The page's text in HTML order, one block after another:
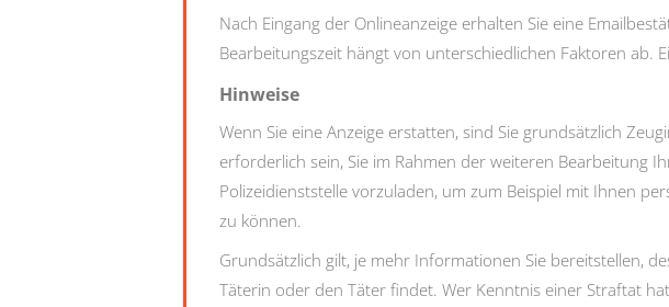
Nach Eingang der Onlineanzeige erhalten Sie eine
Bearbeitungszeit hängt von unterschiedlichen Faktoren ab.
Hinweise
Wenn Sie eine Anzeige erstatten, sind Sie grundsätzlich
erforderlich sein, Sie im Rahmen der weiteren Bearbeitung
Polizeidienststelle vorzuladen, um zum Beispiel mit Ihnen
zu können.
Grundsätzlich gilt, je mehr Informationen Sie bereitstellen,
Täterin oder den Täter findet. Wer Kenntnis einer Straftat